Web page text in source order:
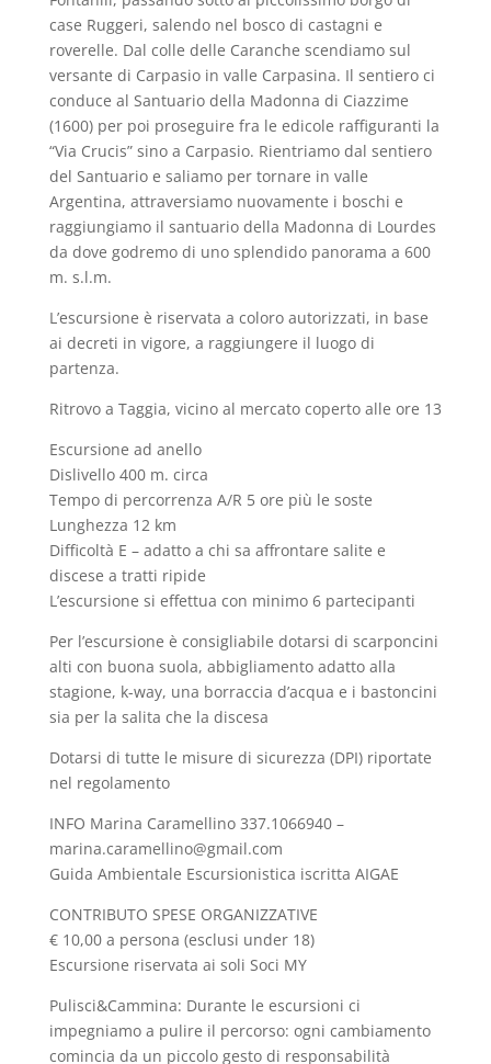
case Ruggeri, salendo nel bosco di castagni e
roverelle. Dal colle delle Caranche scendiamo sul
versante di Carpasio in valle Carpasina. Il sentiero ci
conduce al Santuario della Madonna di Ciazzime
(1600) per poi proseguire fra le edicole raffiguranti la
“Via Crucis” sino a Carpasio. Rientriamo dal sentiero
del Santuario e saliamo per tornare in valle
Argentina, attraversiamo nuovamente i boschi e
raggiungiamo il santuario della Madonna di Lourdes
da dove godremo di uno splendido panorama a 600
m. s.l.m.
L’escursione è riservata a coloro autorizzati, in base
ai decreti in vigore, a raggiungere il luogo di
partenza.
Ritrovo a Taggia, vicino al mercato coperto alle ore 13
Escursione ad anello
Dislivello 400 m. circa
Tempo di percorrenza A/R 5 ore più le soste
Lunghezza 12 km
Difficoltà E – adatto a chi sa affrontare salite e
discese a tratti ripide
L’escursione si effettua con minimo 6 partecipanti
Per l’escursione è consigliabile dotarsi di scarponcini
alti con buona suola, abbigliamento adatto alla
stagione, k-way, una borraccia d’acqua e i bastoncini
sia per la salita che la discesa
Dotarsi di tutte le misure di sicurezza (DPI) riportate
nel regolamento
INFO Marina Caramellino 337.1066940 –
marina.caramellino@gmail.com
Guida Ambientale Escursionistica iscritta AIGAE
CONTRIBUTO SPESE ORGANIZZATIVE
€ 10,00 a persona (esclusi under 18)
Escursione riservata ai soli Soci MY
Pulisci&Cammina: Durante le escursioni ci
impegniamo a pulire il percorso: ogni cambiamento
comincia da un piccolo gesto di responsabilità